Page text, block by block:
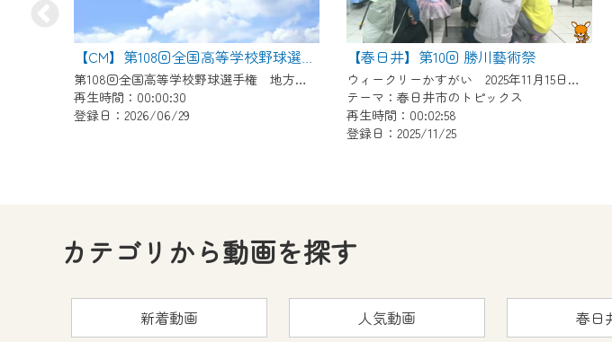
【CM】第108回全国高等学校野球選手権 地方大会
第108回全国高等学校野球選手権 地方大会のCMです
再生時間：00:00:30
登録日：2026/06/29
【春日井】第10回 勝川藝術祭
ウィークリーかすがい 2025年11月15日～11月21日放送
テーマ：春日井市のトピックス
再生時間：00:02:58
登録日：2025/11/25
カテゴリから動画を探す
新着動画 人気動画 春日